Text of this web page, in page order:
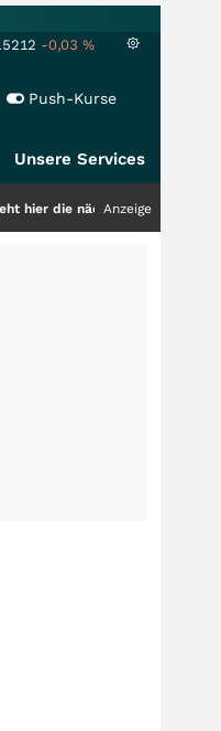
-0,03 %
Push-Kurse
Unsere Services
Milliardenstory?+++
Anzeige